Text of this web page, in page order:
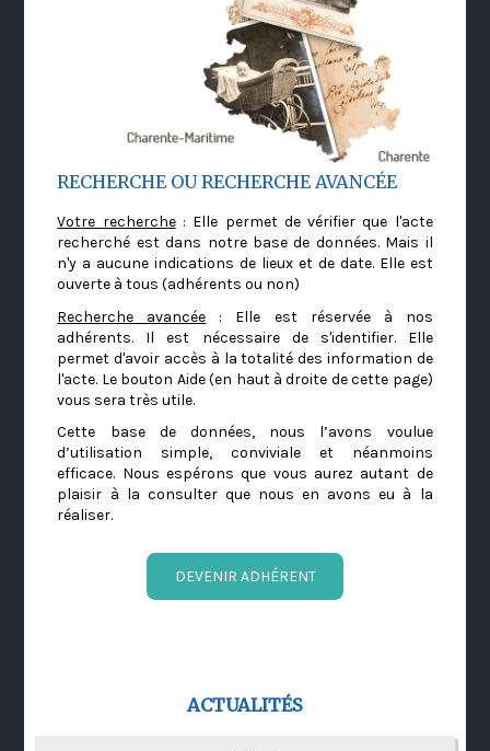
RECHERCHE OU RECHERCHE AVANCÉE
Votre recherche: Elle permet de vérifier que l'acte
recherché est dans notre base de données. Mais il
n'y a aucune indications de lieux et de date. Elle est
ouverte à tous (adhérents ou non)
Recherche avancée : Elle est réservée à nos
adhérents. Il est nécessaire de s'identifier. Elle
permet d'avoir accès à la totalité des information de
l'acte. Le bouton Aide (en haut à droite de cette page)
vous sera très utile.
Cette base de données, nous l’avons voulue
d’utilisation simple, conviviale et néanmoins
efficace. Nous espérons que vous aurez autant de
plaisir à la consulter que nous en avons eu à la
réaliser.
DEVENIR ADHÉRENT
ACTUALITÉS